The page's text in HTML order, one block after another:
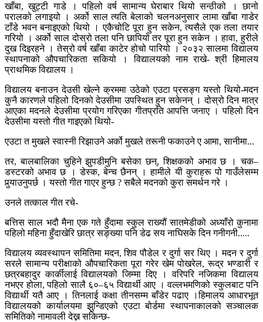
खाँबा, खुट्टी गाडे । पहिलो वर्ष सामान्य घेराबार थियो सन्ठीको । छानो
परालको लगाइयो । अर्को साल त्यति बेलाको चलनअनुसार लामा खाँबा गाडेर
टाँडे भवन बनाइएको थियो । एकैचोटि पूरा हुन सकेन, त्यसैले एक तला तयार
गरियो । अर्को साल दोस्रो तला पनि छापियो तर पूरा हुन सकेन । हावा, हुरीले
दुख दिइरहने । तेस्रो वर्ष खाँबा काटेर होचो पारियो । २०३२ सालमा विद्यालय
स्थापनाको औपचारिकता सकियो । विद्यालयको नाम राखे- श्री हिमालय
प्राथमिक विद्यालय ।
विद्यालय बनाउन देउसी खेल्ने क्रममा उठेको एउटा प्रसङ्ग यस्तो थियो-मदन
कुनै कारणले पहिलो दिनको देउसीमा उपस्थित हुन सकेनन् । दोस्रो दिन मात्र
आएका मदनले देउसीमा प्रयोग गरिएका गीतप्रति आपत्ति जनाए । पहिलो दिन
देउसीमा यस्तो गीत गाइएको थियो-
एउटा त मुखले स्वास्नी रिझाउने अर्को मुखले तरूनी फकाउने ए आमा, सानीमा...
तर, बालबालिका चुहिने झुपडीमुनि बसेका छन्, शिक्षकको अभाव छ । चक–
डस्टरको अभाव छ । डेस्क, बेन्च छैनन् । हामीले यी कुराहरू पो गाउँलेसम्म
पुर्‍याउनुपर्छ । यस्तो गीत गाएर हुन्छ ? सबैले मदनको कुरा समर्थन गरे ।
उनले तत्काल गीत रचे-
बत्तिस साल भदौ मैना एक गते हुँदामा स्कुल राख्यौं सातमेडीको अध्याँरो कुनामा
पहिलो महिना हुँदाखेरि छात्र सङ्ख्या पनि डेढ सय नाघिसके दिन गनीगनी.....
विद्यालय व्यवस्थापन समितिमा मदन, शिव पौडेल र दुर्गा सर थिए । मदन र दुर्गा
सरले सामान्य परीक्षाको औपचारिकता पूरा गरेर खेम पोखरेल, रूद्र भण्डारी र
छत्रबहादुर कार्कीलाई विद्यालयको जिम्मा दिए । वरिपरि नजिकमा विद्यालय
नभएर होला, पहिलो सालै ६०–६५ विद्यार्थी आए । वल्लभमणिको स्कुलबाट पनि
विद्यार्थी यतै आए । तिनलाई कक्षा तीनसम्म बाँडेर पढाए ।हिमालय आधारभूत
विद्यालयको कार्यालयमा झुन्डिएको एउटा बोर्डमा स्थापनाकालको सञ्चालक
समितिको नामावली देख्न सकिन्छ-